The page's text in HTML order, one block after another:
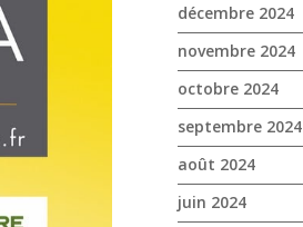
décembre 2024
novembre 2024
octobre 2024
septembre 2024
août 2024
juin 2024